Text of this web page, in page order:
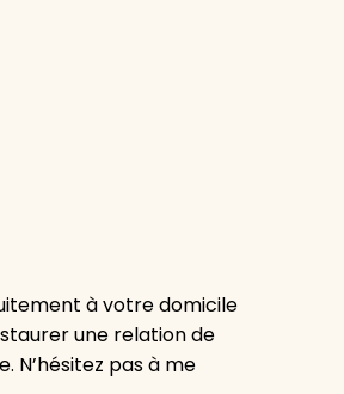
à votre domicile
une relation de
N’hésitez pas à me